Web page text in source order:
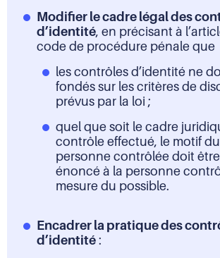
Modifier le cadre légal des
d’identité, en précisant à
code de procédure pénale que
les contrôles d’identité ne
fondés sur les critères de
prévus par la loi ;
quel que soit le cadre
contrôle effectué, le motif
personne contrôlée doit
énoncé à la personne
mesure du possible.
Encadrer la pratique des
d’identité :